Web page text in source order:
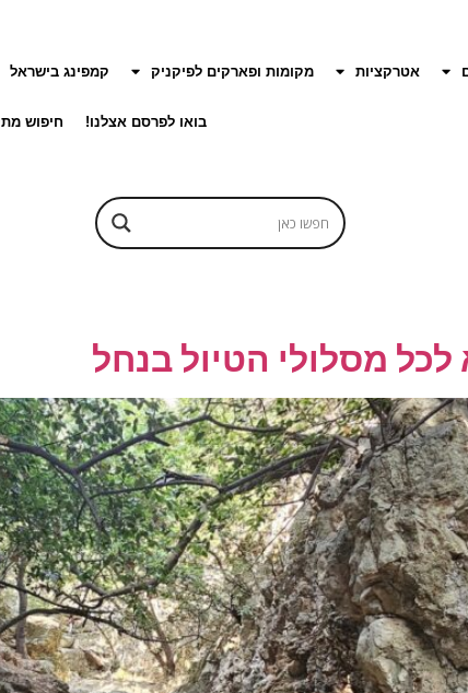
אטרקציות מקומות ופארקים לפיקניק קמפינג בישראל
בואו לפרסם אצלנו! חיפוש
מסלולי הטיול בנחל